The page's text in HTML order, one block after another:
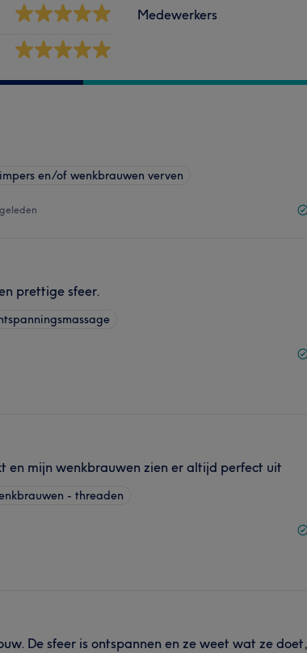
Medewerkers
en/of wenkbrauwen verven
prettige sfeer.
en mijn wenkbrauwen zien er altijd perfect uit
- threaden
De sfeer is ontspannen en ze weet wat ze doet,